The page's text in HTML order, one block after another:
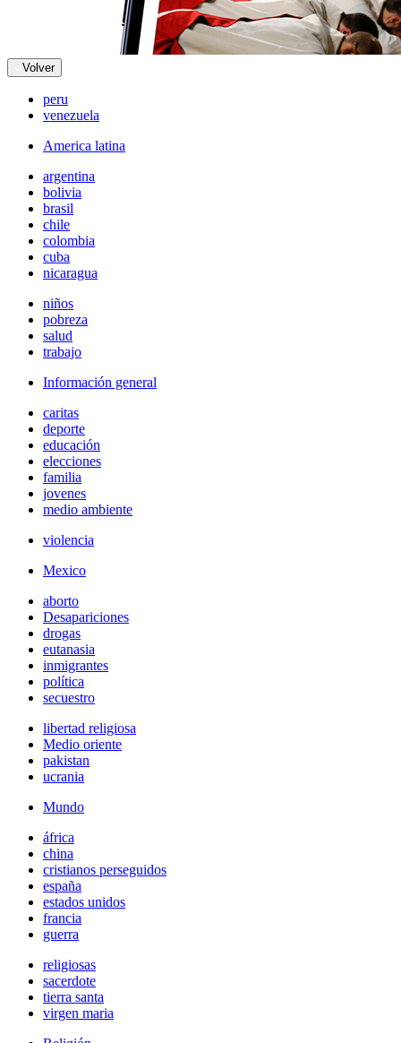
Volver
peru
venezuela
America latina
argentina
bolivia
brasil
chile
colombia
cuba
nicaragua
niños
pobreza
salud
trabajo
Información general
caritas
deporte
educación
elecciones
familia
jovenes
medio ambiente
violencia
Mexico
aborto
Desapariciones
drogas
eutanasia
inmigrantes
política
secuestro
libertad religiosa
Medio oriente
pakistan
ucrania
Mundo
áfrica
china
cristianos perseguidos
españa
estados unidos
francia
guerra
religiosas
sacerdote
tierra santa
virgen maria